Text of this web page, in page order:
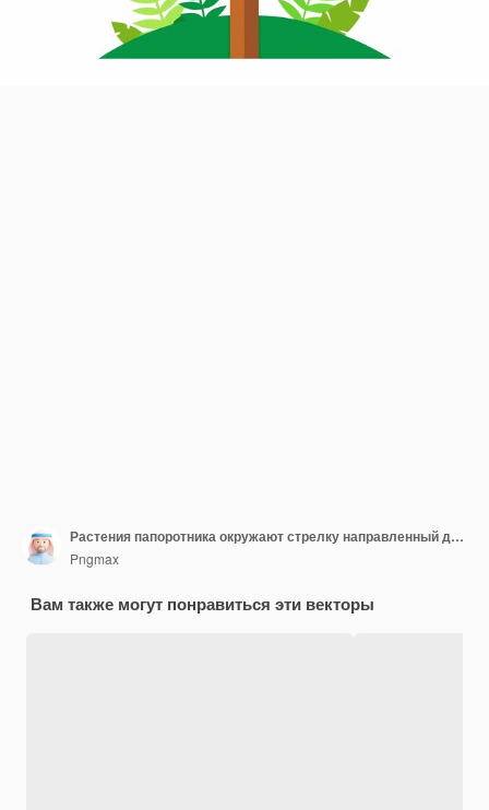
Растения папоротника окружают стрелку направленный деревянный вектор вывески на белом фоне
Pngmax
Вам также могут понравиться эти векторы